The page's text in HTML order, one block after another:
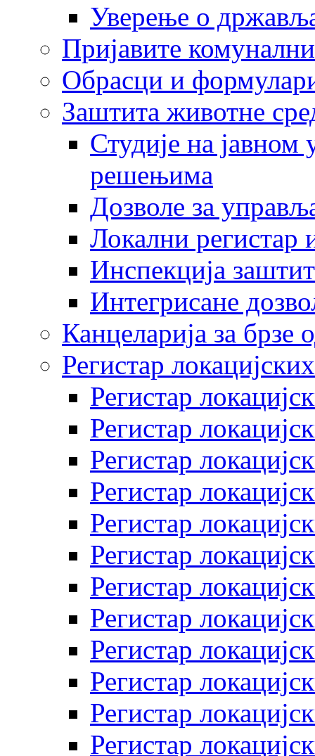
Уверење о
Пријавите
Обрасци и
Заштита животне
Студије на
решењима
Дозволе за
Локални регистар
Инспекција
Интегрисане
Канцеларија за брзе
Регистар
Регистар
Регистар
Регистар
Регистар
Регистар
Регистар
Регистар
Регистар
Регистар
Регистар
Регистар
Регистар